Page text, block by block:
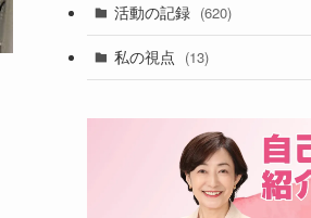
活動の記録 (620)
私の視点 (13)